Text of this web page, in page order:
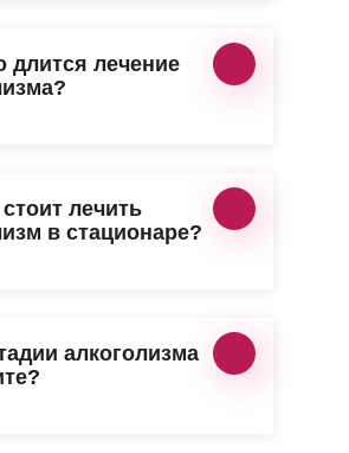
длится лечение
лечить
в стационаре?
алкоголизма